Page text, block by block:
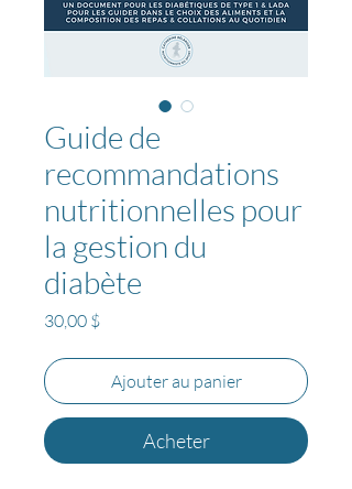
Guide de
recommandations
nutritionnelles pour
la gestion du
diabète
30,00 $Prix
Ajouter au panier
Acheter